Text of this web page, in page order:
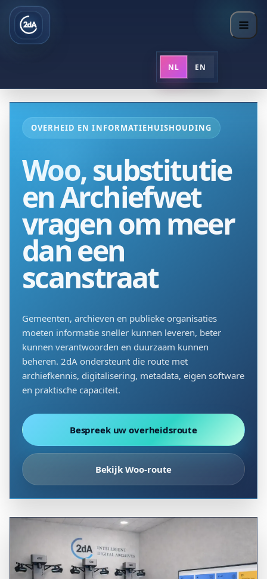
NL EN
OVERHEID EN INFORMATIEHUISHOUDING
Woo, substitutie
en Archiefwet
vragen om meer
dan een
scanstraat
Gemeenten, archieven en publieke organisaties
moeten informatie sneller kunnen leveren, beter
kunnen verantwoorden en duurzaam kunnen
beheren. 2dA ondersteunt die route met
archiefkennis, digitalisering, metadata, eigen software
en praktische capaciteit.
Bespreek uw overheidsroute
Bekijk Woo-route